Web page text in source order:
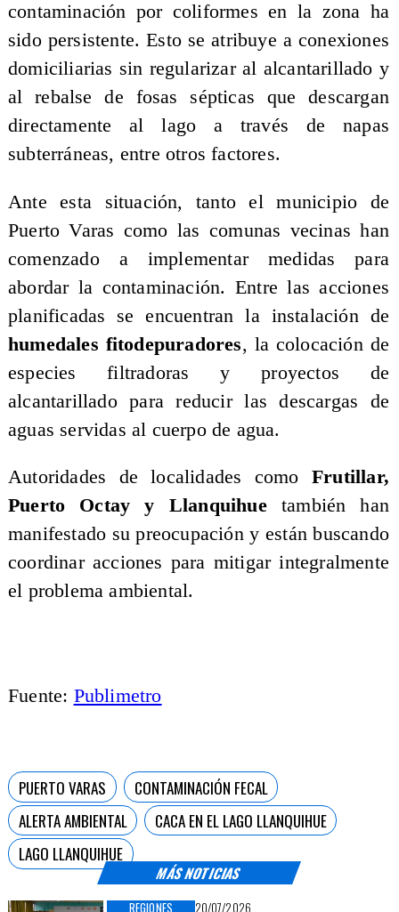
MÁS NOTICIAS
20/07/2026
REGIONES
contaminación por coliformes en la zona ha
sido persistente. Esto se atribuye a conexiones
domiciliarias sin regularizar al alcantarillado y
al rebalse de fosas sépticas que descargan
directamente al lago a través de napas
subterráneas, entre otros factores.
Ante esta situación, tanto el municipio de
Puerto Varas como las comunas vecinas han
comenzado a implementar medidas para
abordar la contaminación. Entre las acciones
planificadas se encuentran la instalación de
humedales fitodepuradores, la colocación de
especies filtradoras y proyectos de
alcantarillado para reducir las descargas de
aguas servidas al cuerpo de agua.
Autoridades de localidades comoFrutillar,
Puerto Octay y Llanquihuetambién han
manifestado su preocupación y están buscando
coordinar acciones para mitigar integralmente
el problema ambiental.
Fuente: Publimetro
PUERTO VARAS
CONTAMINACIÓN FECAL
ALERTA AMBIENTAL
CACA EN EL LAGO LLANQUIHUE
LAGO LLANQUIHUE